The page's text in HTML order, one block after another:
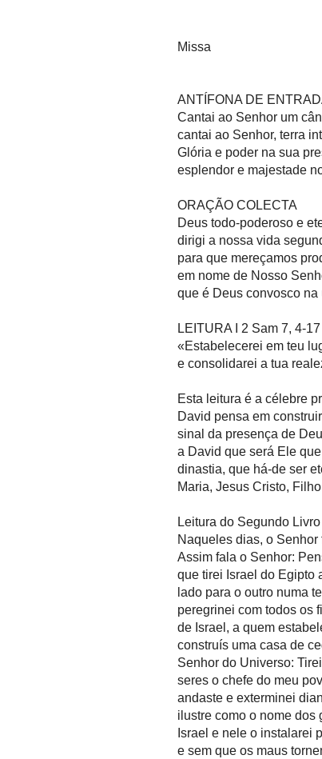
Missa
ANTÍFONA DE
Cantai ao Senhor um
cantai ao Senhor, terra
Glória e poder na sua
esplendor e majestade
ORAÇÃO COLECTA
Deus todo-poderoso e
dirigi a nossa vida
para que mereçamos
em nome de Nosso
que é Deus convosco
LEITURA I 2 Sam 7, 4-17
«Estabelecerei em teu
e consolidarei a tua
Esta leitura é a célebre
David pensa em
sinal da presença de
a David que será Ele
dinastia, que há-de ser
Maria, Jesus Cristo,
Leitura do Segundo
Naqueles dias, o
Assim fala o Senhor:
que tirei Israel do Egipto
lado para o outro numa
peregrinei com todos os
de Israel, a quem
construís uma casa de
Senhor do Universo:
seres o chefe do meu
andaste e exterminei
ilustre como o nome dos
Israel e nele o instalarei
e sem que os maus